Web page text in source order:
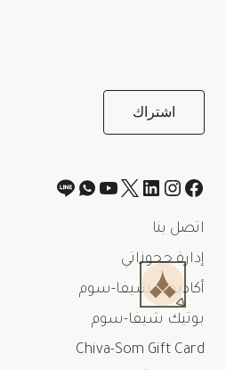
اتصل بنا
إدارة حجوزاتي
أكاديمية شيفا-سوم
بوتيك شيفا-سوم
Chiva-Som Gift Card